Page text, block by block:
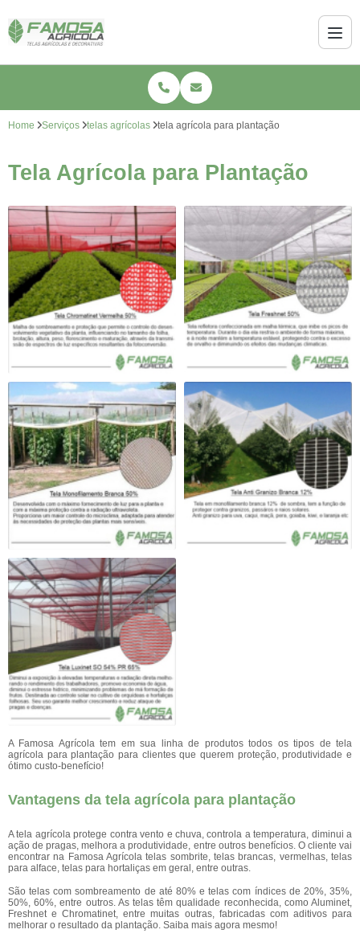
Home Serviços telas agrícolas tela agrícola para plantação
Tela Agrícola para Plantação
A Famosa Agrícola tem em sua linha de produtos todos os tipos de tela
agrícola para plantação para clientes que querem proteção, produtividade e
ótimo custo-benefício!
Vantagens da tela agrícola para plantação
A tela agrícola protege contra vento e chuva, controla a temperatura, diminui a
ação de pragas, melhora a produtividade, entre outros benefícios. O cliente vai
encontrar na Famosa Agrícola telas sombrite, telas brancas, vermelhas, telas
para alface, telas para hortaliças em geral, entre outras.
São telas com sombreamento de até 80% e telas com índices de 20%, 35%,
50%, 60%, entre outros. As telas têm qualidade reconhecida, como Aluminet,
Freshnet e Chromatinet, entre muitas outras, fabricadas com aditivos para
melhorar o resultado da plantação. Saiba mais agora mesmo!